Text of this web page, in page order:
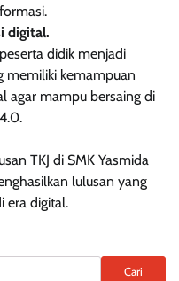
digital.
didik menjadi
memiliki kemampuan
agar mampu bersaing di
TKJ di SMK Yasmida
lulusan yang
era digital.
Cari